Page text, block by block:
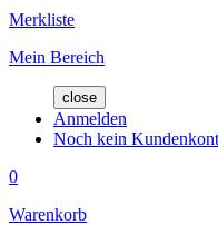
Merkliste
Mein Bereich
close
Anmelden
Noch kein
0
Warenkorb